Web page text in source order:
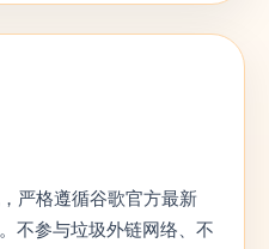
严格遵循谷歌官方最新
不参与垃圾外链网络、不